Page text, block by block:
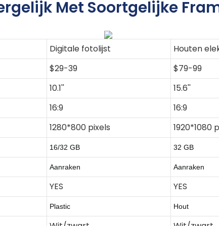
Met Soortgelijke
Digitale fotolijst Houten
$29-39 $79-99
10.1'' 15.6''
16:9 16:9
1280*800 pixels 1920*1080
16/32 GB 32 GB
Aanraken Aanraken
YES YES
Plastic Hout